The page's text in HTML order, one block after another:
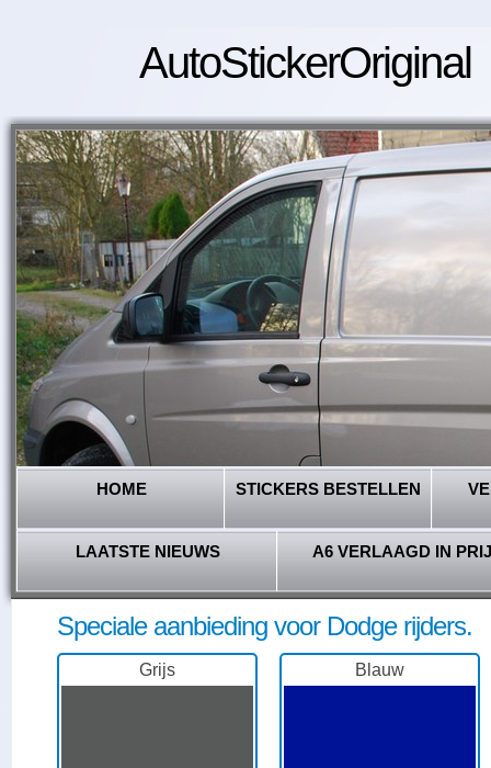
AutoStickerOriginal
HOME STICKERS BESTELLEN
LAATSTE NIEUWS A6 VERLAAGD IN
Speciale aanbieding voor Dodge rijders.
Grijs Blauw